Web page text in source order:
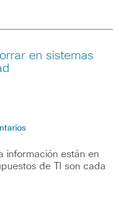
en sistemas
información están en
de TI son cada